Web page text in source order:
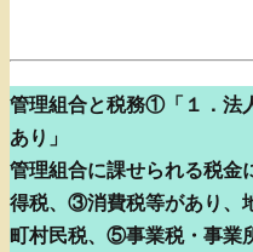
管理組合と税務①「１．法
あり」
管理組合に課せられる税
得税、③消費税等があり、
町村民税、⑤事業税・事業